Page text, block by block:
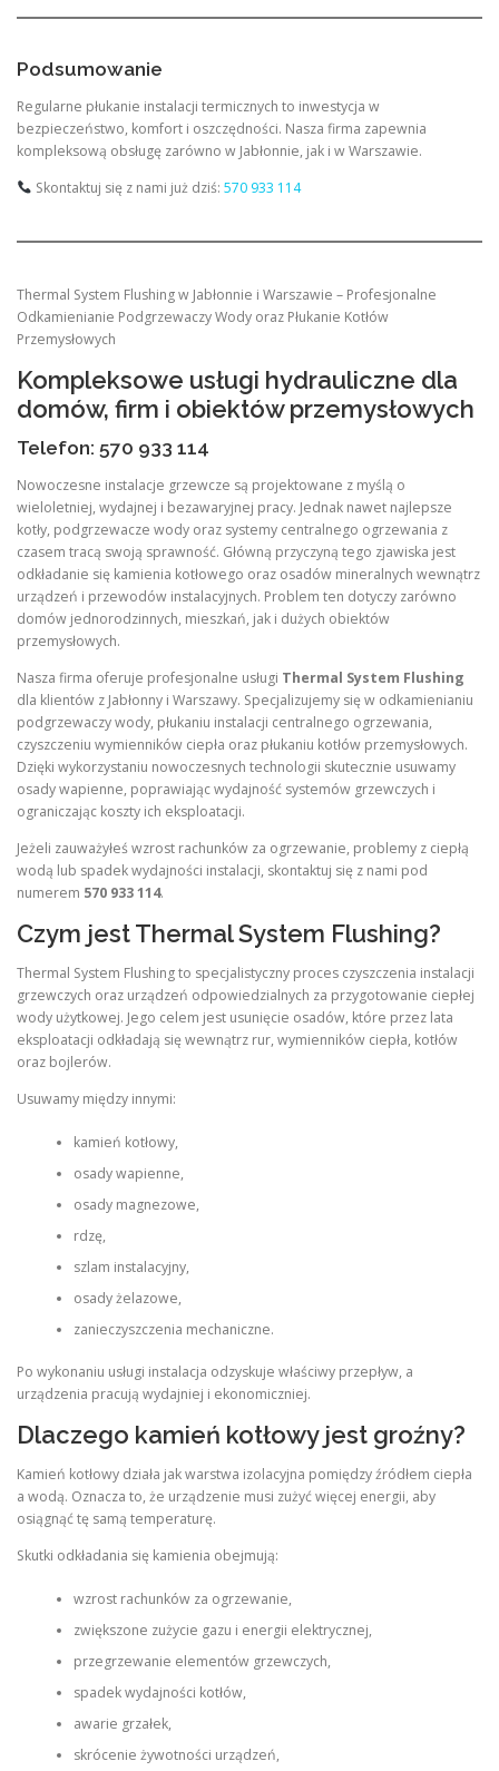
Podsumowanie
Regularne płukanie instalacji termicznych to inwestycja w
bezpieczeństwo, komfort i oszczędności. Nasza firma zapewnia
kompleksową obsługę zarówno w Jabłonnie, jak i w Warszawie.
Skontaktuj się z nami już dziś: 570 933 114
Thermal System Flushing w Jabłonnie i Warszawie – Profesjonalne
Odkamienianie Podgrzewaczy Wody oraz Płukanie Kotłów
Przemysłowych
Kompleksowe usługi hydrauliczne dla
domów, firm i obiektów przemysłowych
Telefon: 570 933 114
Nowoczesne instalacje grzewcze są projektowane z myślą o
wieloletniej, wydajnej i bezawaryjnej pracy. Jednak nawet najlepsze
kotły, podgrzewacze wody oraz systemy centralnego ogrzewania z
czasem tracą swoją sprawność. Główną przyczyną tego zjawiska jest
odkładanie się kamienia kotłowego oraz osadów mineralnych wewnątrz
urządzeń i przewodów instalacyjnych. Problem ten dotyczy zarówno
domów jednorodzinnych, mieszkań, jak i dużych obiektów
przemysłowych.
Nasza firma oferuje profesjonalne usługi Thermal System Flushing
dla klientów z Jabłonny i Warszawy. Specjalizujemy się w odkamienianiu
podgrzewaczy wody, płukaniu instalacji centralnego ogrzewania,
czyszczeniu wymienników ciepła oraz płukaniu kotłów przemysłowych.
Dzięki wykorzystaniu nowoczesnych technologii skutecznie usuwamy
osady wapienne, poprawiając wydajność systemów grzewczych i
ograniczając koszty ich eksploatacji.
Jeżeli zauważyłeś wzrost rachunków za ogrzewanie, problemy z ciepłą
wodą lub spadek wydajności instalacji, skontaktuj się z nami pod
numerem 570 933 114.
Czym jest Thermal System Flushing?
Thermal System Flushing to specjalistyczny proces czyszczenia instalacji
grzewczych oraz urządzeń odpowiedzialnych za przygotowanie ciepłej
wody użytkowej. Jego celem jest usunięcie osadów, które przez lata
eksploatacji odkładają się wewnątrz rur, wymienników ciepła, kotłów
oraz bojlerów.
Usuwamy między innymi:
kamień kotłowy,
osady wapienne,
osady magnezowe,
rdzę,
szlam instalacyjny,
osady żelazowe,
zanieczyszczenia mechaniczne.
Po wykonaniu usługi instalacja odzyskuje właściwy przepływ, a
urządzenia pracują wydajniej i ekonomiczniej.
Dlaczego kamień kotłowy jest groźny?
Kamień kotłowy działa jak warstwa izolacyjna pomiędzy źródłem ciepła
a wodą. Oznacza to, że urządzenie musi zużyć więcej energii, aby
osiągnąć tę samą temperaturę.
Skutki odkładania się kamienia obejmują:
wzrost rachunków za ogrzewanie,
zwiększone zużycie gazu i energii elektrycznej,
przegrzewanie elementów grzewczych,
spadek wydajności kotłów,
awarie grzałek,
skrócenie żywotności urządzeń,